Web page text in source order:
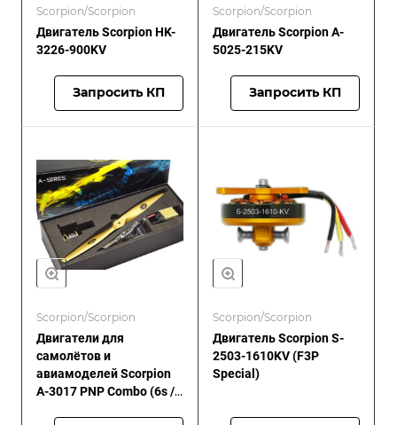
Scorpion/Scorpion
Двигатель Scorpion HK-
3226-900KV
Запросить КП
Scorpion/Scorpion
Двигатель Scorpion A-
5025-215KV
Запросить КП
Scorpion/Scorpion
Двигатели для
самолётов и
авиамоделей Scorpion
A-3017 PNP Combo (6s /
Scorpion/Scorpion
Двигатель Scorpion S-
2503-1610KV (F3P
Special)